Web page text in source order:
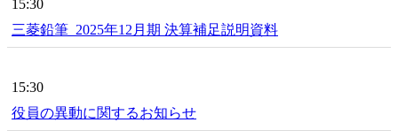
15:30
三菱鉛筆_2025年12月期 決算補足説明資料
15:30
役員の異動に関するお知らせ